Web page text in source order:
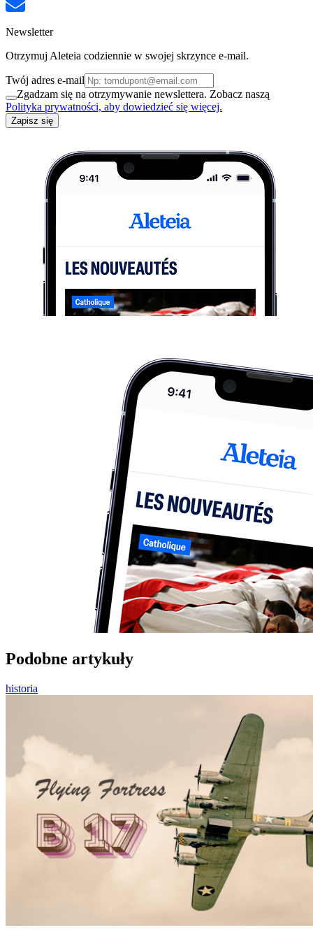
Newsletter
Otrzymuj Aleteia codziennie w swojej skrzynce e-mail.
Twój adres e-mail
Zgadzam się na otrzymywanie newslettera. Zobacz naszą
Polityka prywatności, aby dowiedzieć się więcej.
Zapisz się
Podobne artykuły
historia